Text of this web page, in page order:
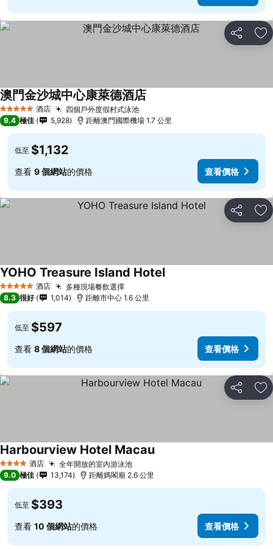
分享 放
5 星級 酒店 四個戶外度假村式泳池
澳門金沙城中心康萊德酒店
9.4 極佳 5,928 距離澳門國際機場 1.7 公里
低至 $1,132
查看 9 個網站的價格 查看價格
分享 放
5 星級 酒店 多種現場餐飲選擇
YOHO Treasure Island Hotel
8.3 很好 1,014 距離市中心 1.6 公里
低至 $597
查看 8 個網站的價格 查看價格
分享 放
4 星級 酒店 全年開放的室內游泳池
Harbourview Hotel Macau
9.0 極佳 13,174 距離媽閣廟 2.6 公里
低至 $393
查看 10 個網站的價格 查看價格